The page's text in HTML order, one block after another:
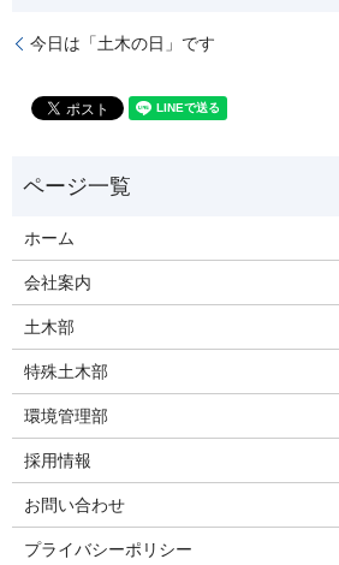
今日は「土木の日」です
ホーム
会社案内
土木部
特殊土木部
環境管理部
採用情報
お問い合わせ
プライバシーポリシー